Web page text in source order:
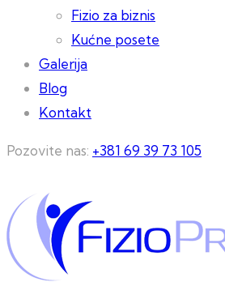
Fizio za biznis
Kućne posete
Galerija
Blog
Kontakt
Pozovite nas: +381 69 39 73 105